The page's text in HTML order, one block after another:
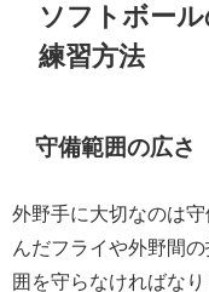
ソフトボー
練習方法
守備範囲の広さ
外野手に大切なのは
んだフライや外野間
囲を守らなければなり